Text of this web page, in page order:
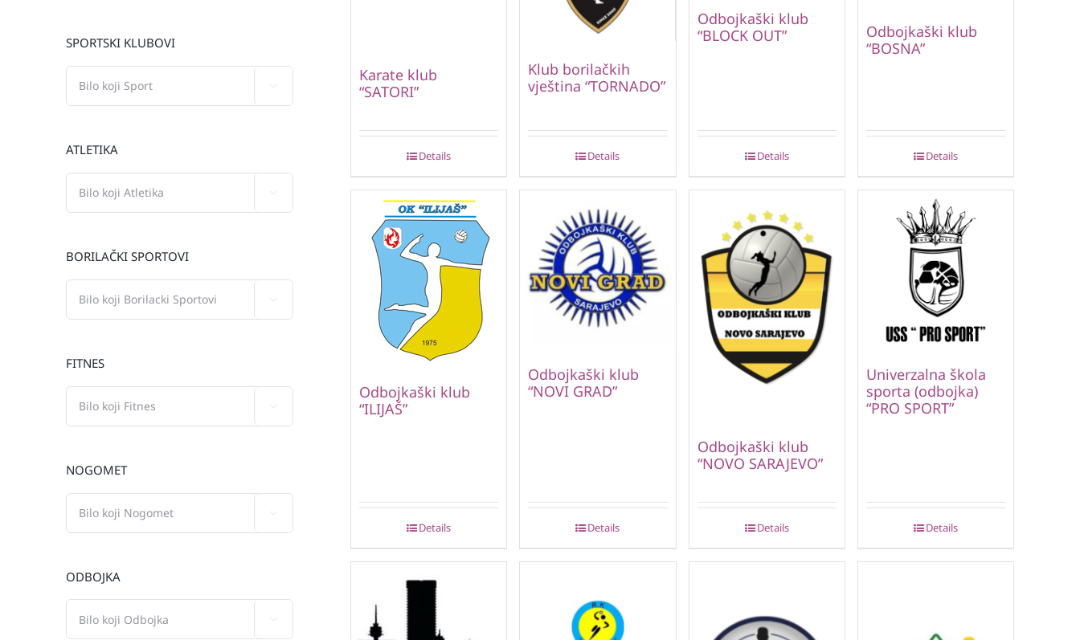
Karate klub
“SATORI”
Details
Klub borilačkih
vještina “TORNADO”
Details
Odbojkaški klub
“BLOCK OUT”
Details
Odbojkaški klub
“BOSNA”
Details
Odbojkaški klub
“ILIJAŠ”
Details
Odbojkaški klub
“NOVI GRAD”
Details
Odbojkaški klub
“NOVO SARAJEVO”
Details
Univerzalna škola
sporta (odbojka)
“PRO SPORT”
Details
SPORTSKI KLUBOVI
ATLETIKA
BORILAČKI SPORTOVI
FITNES
NOGOMET
ODBOJKA